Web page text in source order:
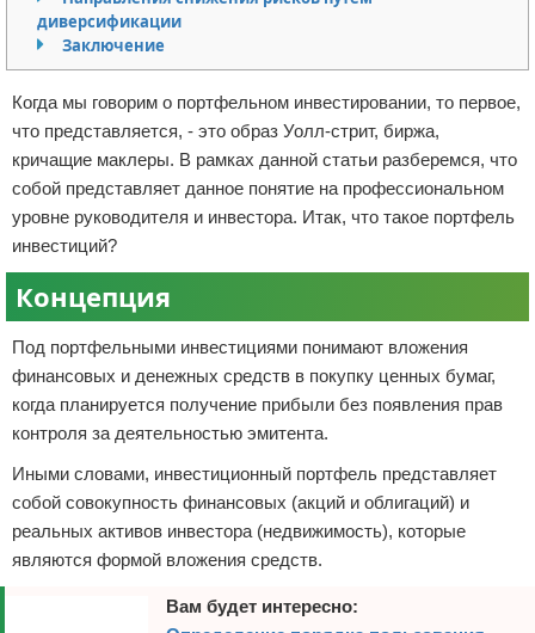
диверсификации
Заключение
Когда мы говорим о портфельном инвестировании, то первое,
что представляется, - это образ Уолл-стрит, биржа,
кричащие маклеры. В рамках данной статьи разберемся, что
собой представляет данное понятие на профессиональном
уровне руководителя и инвестора. Итак, что такое портфель
инвестиций?
Концепция
Под портфельными инвестициями понимают вложения
финансовых и денежных средств в покупку ценных бумаг,
когда планируется получение прибыли без появления прав
контроля за деятельностью эмитента.
Иными словами, инвестиционный портфель представляет
собой совокупность финансовых (акций и облигаций) и
реальных активов инвестора (недвижимость), которые
являются формой вложения средств.
Вам будет интересно: